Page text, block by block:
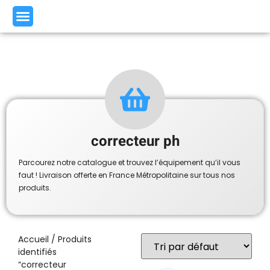
correcteur ph
Parcourez notre catalogue et trouvez l’équipement qu’il vous
faut ! Livraison offerte en France Métropolitaine sur tous nos
produits.
Accueil / Produits
identifiés
“correcteur